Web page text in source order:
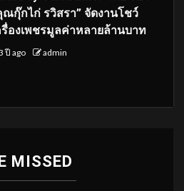
ณกุ๊กไก่ รวิสรา” จัดงานโชว์
รื่องเพชรมูลค่าหลายล้านบาท
ปี ago admin
MISSED